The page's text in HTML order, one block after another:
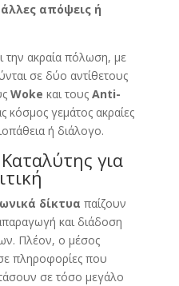
απόψεις ή
την ακραία πόλωση, με
σε δύο αντίθετους
Woke και τους Anti-
κόσμος γεμάτος ακραίες
ή διάλογο.
για
δίκτυα παίζουν
και διάδοση
Πλέον, ο μέσος
πληροφορίες που
σε τόσο μεγάλο